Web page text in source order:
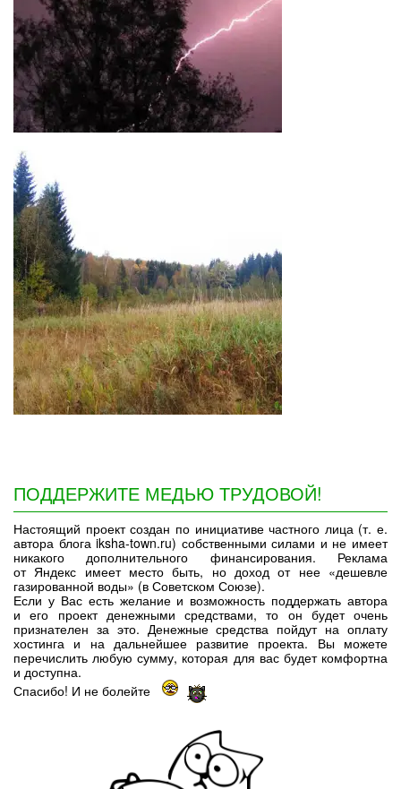
ПОДДЕРЖИТЕ МЕДЬЮ ТРУДОВОЙ!
Настоящий проект создан по инициативе частного лица (т. е.
автора блога iksha-town.ru) собственными силами и не имеет
никакого дополнительного финансирования. Реклама
от Яндекс имеет место быть, но доход от нее «дешевле
газированной воды» (в Советском Союзе).
Если у Вас есть желание и возможность поддержать автора
и его проект денежными средствами, то он будет очень
признателен за это. Денежные средства пойдут на оплату
хостинга и на дальнейшее развитие проекта. Вы можете
перечислить любую сумму, которая для вас будет комфортна
и доступна.
Спасибо! И не болейте